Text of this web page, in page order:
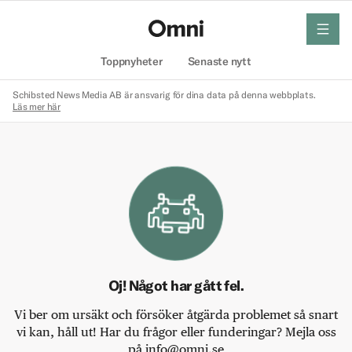
Toppnyheter Senaste nytt
meny
Schibsted News Media AB är ansvarig för dina data på denna webbplats.
Läs mer här
Oj! Något har gått fel.
Vi ber om ursäkt och försöker åtgärda problemet så snart
vi kan, håll ut! Har du frågor eller funderingar? Mejla oss